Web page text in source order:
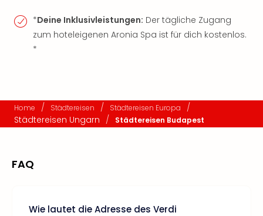
*Deine Inklusivleistungen: Der tägliche Zugang
zum hoteleigenen Aronia Spa ist für dich kostenlos.
*
Home / Städtereisen / Städtereisen Europa
/
Städtereisen Ungarn / Städtereisen Budapest
FAQ
Wie lautet die Adresse des Verdi